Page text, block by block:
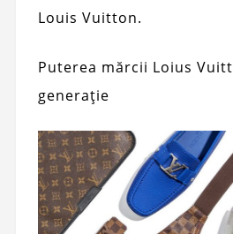
Louis Vuitton.
Puterea mărcii Loius
generație